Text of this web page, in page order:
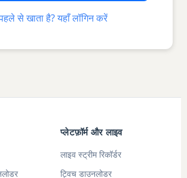
से खाता है? यहाँ लॉगिन करें
प्लेटफ़ॉर्म और लाइव
लाइव स्ट्रीम रिकॉर्डर
ट्विच डाउनलोडर